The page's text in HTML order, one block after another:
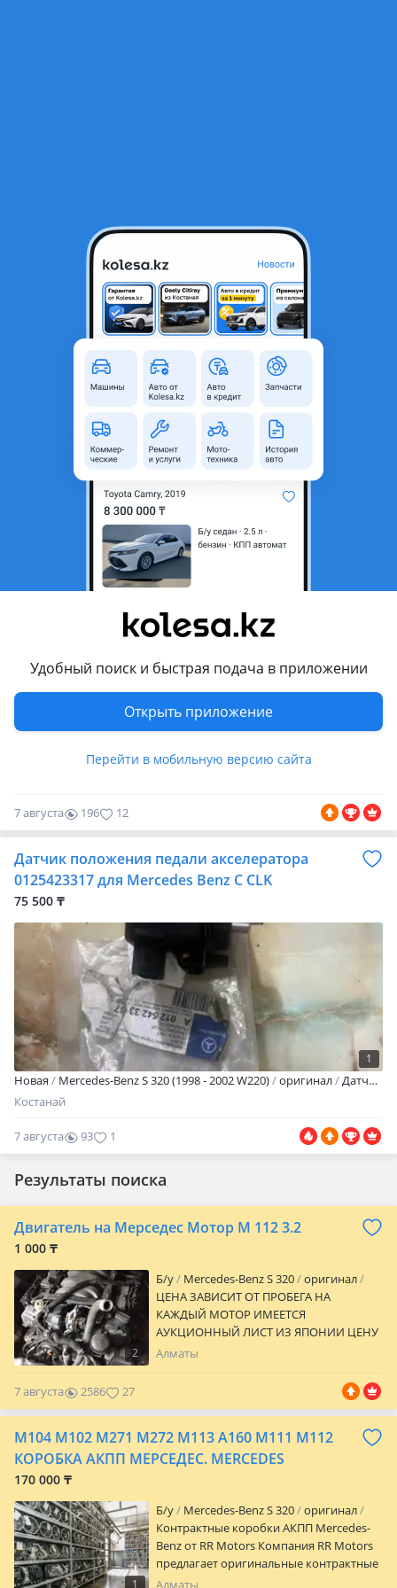
Удобный поиск и быстрая подача в приложении
Открыть приложение
Перейти в мобильную версию сайта
Двигатель M 104.995 3.2 литра Mercedes Benz
S320 W140, E320 W124, W210, W20
Mercedes-Benz S 320 1994 - 1996 W140/C140 рестайлинг
Рейка рулевая
1
Mercedes-Benz E 280 1995 - 1999 W210/S210
Наш магазин предлагает широкий выбор Рулевых реек, Гидравлических насосов, Головка блока цилиндров, и многое другое по ходовому и по мотору Отправка по Казахстану в любую точку. Для постоянных клиентов и Мастерам скидка Мы находимся в городе Алматы
7 августа 196 12
Датчик положения педали акселератора
0125423317 для Mercedes Benz C CLK
75 500 ₸
1
Новая Mercedes-Benz S 320 (1998 - 2002 W220) оригинал
Датчик положения педали акселератора ОРИГИНАЛ A 0125423317 для Mercedes Benz C CLK E S класс. Работаем с организациями, RED, Credit. Рассрочка. Возможно под заказ др запчасти
Костанай
7 августа 93 1
Результаты поиска
Двигатель на Мерседес Мотор М 112 3.2
1 000 ₸
2
Б/y Mercedes-Benz S 320
оригинал
ЦЕНА ЗАВИСИТ ОТ ПРОБЕГА НА
КАЖДЫЙ МОТОР ИМЕЕТСЯ
АУКЦИОННЫЙ ЛИСТ ИЗ ЯПОНИИ ЦЕНУ
КОМПЛЕКТНОСТЬ И НАЛИЧИЕ
Объем 3.2 привозной из Японии В сборе
или голый Снят с аукционного авто в
Японии с Минимальным пробегом
Отправка в любой регион ЦЕНУ И
НАЛИЧИЕ УТОЧНЯЙТЕ ПО ТЕЛЕФОНУ
Алматы
7 августа 2586 27
M104 M102 M271 M272 M113 A160 M111 M112
КОРОБКА АКПП МЕРСЕДЕС. MERCEDES
170 000 ₸
1
Б/y Mercedes-Benz S 320
оригинал
Контрактные коробки АКПП Mercedes-
Benz от RR Motors Компания RR Motors
предлагает оригинальные контрактные
коробки АКПП Mercedes-Benz в
Алматы